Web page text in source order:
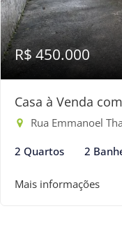
R$ 450.000
Casa à Venda
Rua Emmanoel
2 Quartos 2
Mais informações